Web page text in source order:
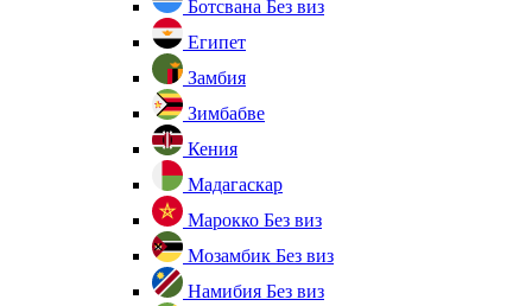
Ботсвана Без виз
Египет
Замбия
Зимбабве
Кения
Мадагаскар
Марокко Без виз
Мозамбик Без виз
Намибия Без виз